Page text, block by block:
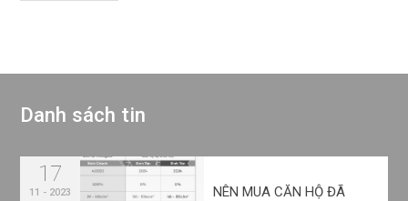
Danh sách tin
17
11 - 2023
NÊN MUA CĂN HỘ ĐÃ